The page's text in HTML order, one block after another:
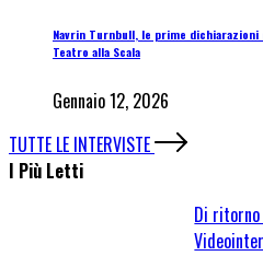
Navrin Turnbull, le prime
Teatro alla Scala
Gennaio 12, 2026
TUTTE LE INTERVISTE
I Più Letti
Di ritorno